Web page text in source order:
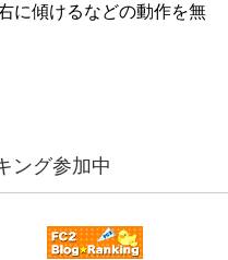
に傾けるなどの動作を無
ング参加中